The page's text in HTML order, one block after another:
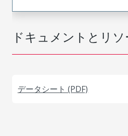
ドキュメントとリソ
データシート (PDF)